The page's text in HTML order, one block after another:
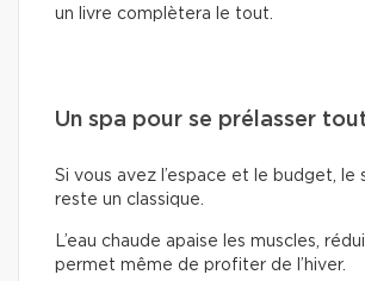
un livre complètera le tout.
Un spa pour se prélasser
Si vous avez l’espace et le budget, le
reste un classique.
L’eau chaude apaise les muscles,
permet même de profiter de l’hiver.